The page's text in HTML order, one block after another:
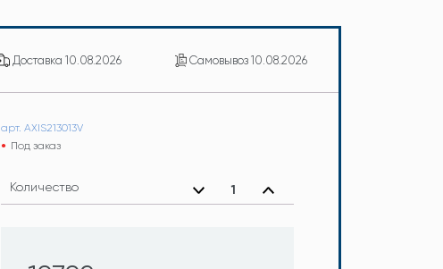
Доставка 10.08.2026 Самовывоз10.08.2026
арт. AXIS213013V
Под заказ
Количество